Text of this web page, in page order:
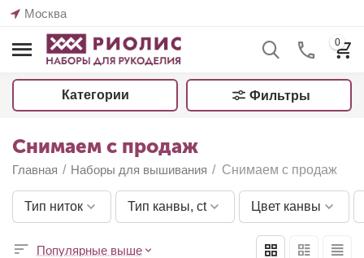
Москва
0
Категории Фильтры
Снимаем с продаж
Главная / Наборы для вышивания / Снимаем с продаж
Тип ниток Тип канвы, ct Цвет канвы
Популярные выше